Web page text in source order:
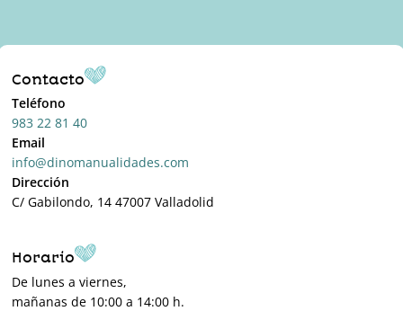
Contacto
Teléfono
983 22 81 40
Email
info@dinomanualidades.com
Dirección
C/ Gabilondo, 14 47007 Valladolid
Horario
De lunes a viernes,
mañanas de 10:00 a 14:00 h.